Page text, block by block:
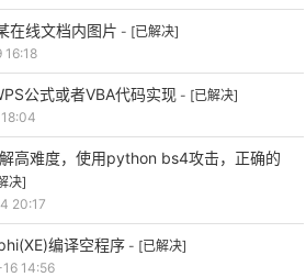
在线文档内图片 - [已解决]
公式或者VBA代码实现 - [已解决]
高难度，使用python bs4攻击，正确的
决]
20:17
编译空程序 - [已解决]
14:56